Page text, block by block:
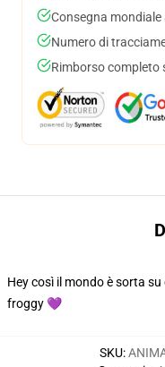
Consegna mondiale
Numero di
Rimborso completo
Hey così il mondo è sorta
froggy 💜
SKU: